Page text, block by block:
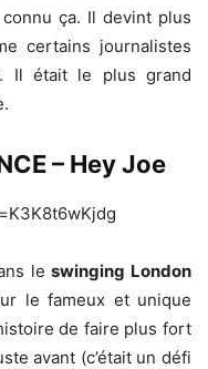
ça. Il devint plus
certains journalistes
Il était le plus grand
– Hey Joe
leswinging London
le fameux et unique
de faire plus fort
avant (c’était un défi